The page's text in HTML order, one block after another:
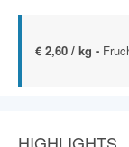
€ 2,60 / kg -